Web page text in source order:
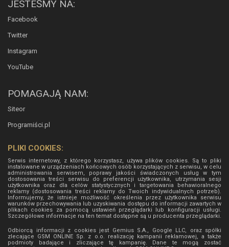
JESTEŚMY NA:
Facebook
Twitter
Instagram
YouTube
POMAGAJĄ NAM:
Siteor
Programiści.pl
PLIKI COOKIES:
Serwis internetowy, z którego korzystasz, używa plików cookies. Są to pliki
instalowane w urządzeniach końcowych osób korzystających z serwisu, w celu
administrowania serwisem, poprawy jakości świadczonych usług w tym
dostosowania treści serwisu do preferencji użytkownika, utrzymania sesji
użytkownika oraz dla celów statystycznych i targetowania behawioralnego
reklamy (dostosowania treści reklamy do Twoich indywidualnych potrzeb).
Informujemy, że istnieje możliwość określenia przez użytkownika serwisu
warunków przechowywania lub uzyskiwania dostępu do informacji zawartych w
plikach cookies za pomocą ustawień przeglądarki lub konfiguracji usługi.
Szczegółowe informacje na ten temat dostępne są u producenta przeglądarki.
Odbiorcą informacji z cookies jest Gemius S.A., Google LLC, oraz spółki
zlecające GSM ONLINE Sp. z o.o. realizację kampanii reklamowej, a także
podmioty badające i zliczające tę kampanię. Dane te mogą zostać